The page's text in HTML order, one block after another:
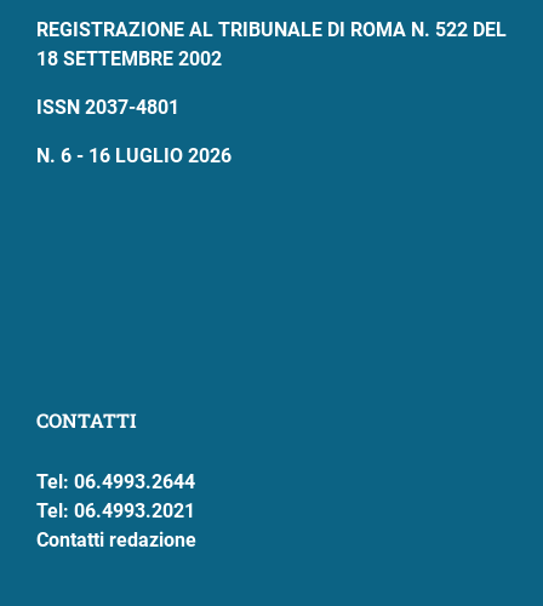
REGISTRAZIONE AL TRIBUNALE DI ROMA N. 522 DEL
18 SETTEMBRE 2002
ISSN 2037-4801
N. 6 - 16 LUGLIO 2026
CONTATTI
Tel: 06.4993.2644
Tel: 06.4993.2021
Contatti redazione